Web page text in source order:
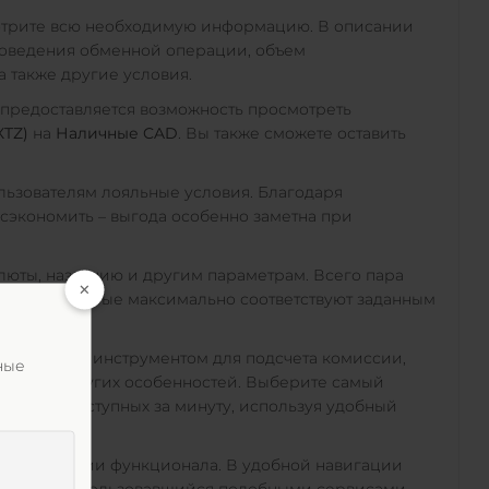
всю необходимую информацию. В описании
обменной операции, объем
также другие условия.
возможность просмотреть
на Наличные CAD. Вы также сможете оставить
лояльные условия. Благодаря
– выгода особенно заметна при
названию и другим параметрам. Всего пара
которые максимально соответствуют заданным
инструментом для подсчета комиссии,
и других особенностей. Выберите самый
среди доступных за минуту, используя удобный
изучении функционала. В удобной навигации